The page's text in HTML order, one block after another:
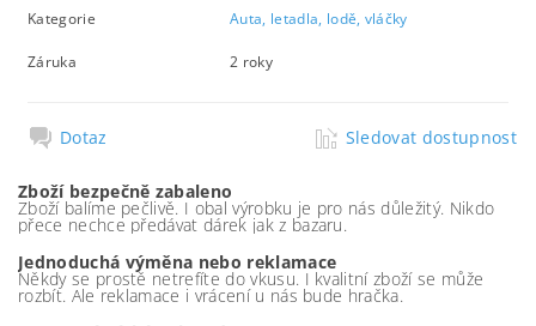
Kategorie Auta, letadla, lodě, vláčky
Záruka 2 roky
Dotaz Sledovat dostupnost
Zboží bezpečně zabaleno
Zboží balíme pečlivě. I obal výrobku je pro nás důležitý. Nikdo
přece nechce předávat dárek jak z bazaru.
Jednoduchá výměna nebo reklamace
Někdy se prostě netrefíte do vkusu. I kvalitní zboží se může
rozbít. Ale reklamace i vrácení u nás bude hračka.